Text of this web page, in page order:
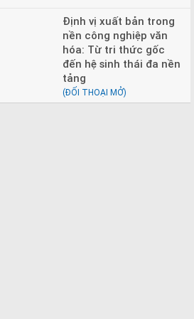
Định vị xuất bản trong
nền công nghiệp văn
hóa: Từ tri thức gốc
đến hệ sinh thái đa nền
tảng
(ĐỐI THOẠI MỞ)